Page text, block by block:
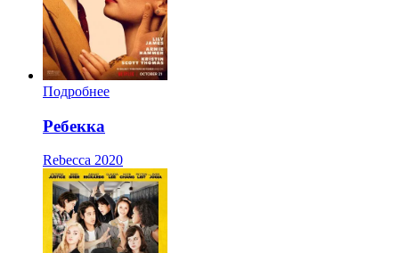
Подробнее
Ребекка
Rebecca 2020